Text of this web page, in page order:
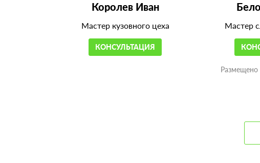
Королев Иван
Мастер кузовного цеха
КОНСУЛЬТАЦИЯ
Мастер
Размещено